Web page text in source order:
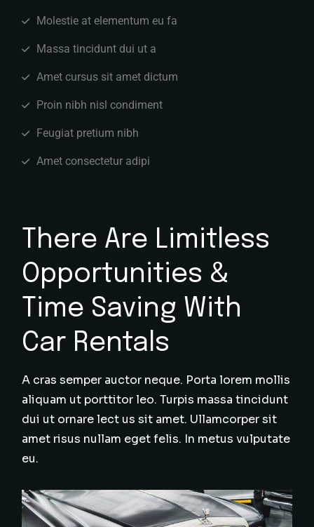
Molestie at elementum eu fa
Massa tincidunt dui ut a
Amet cursus sit amet dictum
Proin nibh nisl condiment
Feugiat pretium nibh
Amet consectetur adipi
There Are Limitless
Opportunities &
Time Saving With
Car Rentals
A cras semper auctor neque. Porta lorem mollis
aliquam ut porttitor leo. Turpis massa tincidunt
dui ut ornare lect us sit amet. Ullamcorper sit
amet risus nullam eget felis. In metus vulputate
eu.